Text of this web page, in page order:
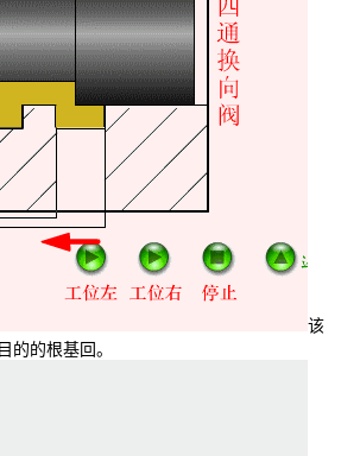
该
的的根基回。